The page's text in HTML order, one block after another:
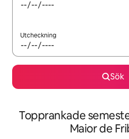
Utcheckning
Sök
Topprankade
Maior de